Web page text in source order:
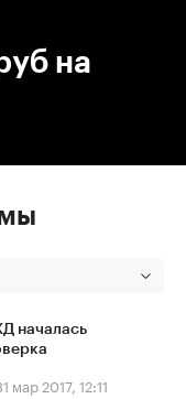
на
началась
мар 2017, 12:11